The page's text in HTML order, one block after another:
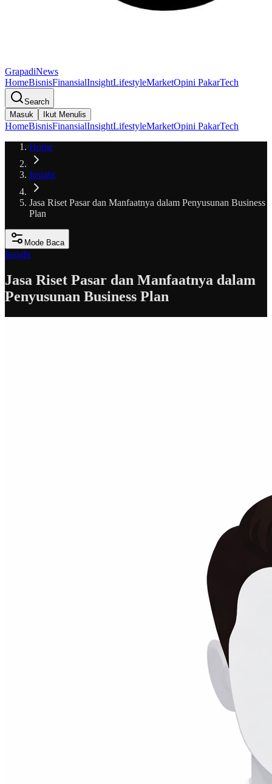
GrapadiNews
HomeBisnisFinansialInsightLifestyleMarketOpini PakarTech
Search
Masuk
Ikut Menulis
HomeBisnisFinansialInsightLifestyleMarketOpini PakarTech
Home
Insight
Jasa Riset Pasar dan Manfaatnya dalam Penyusunan Business
Plan
Mode Baca
Insight
Jasa Riset Pasar dan Manfaatnya dalam
Penyusunan Business Plan